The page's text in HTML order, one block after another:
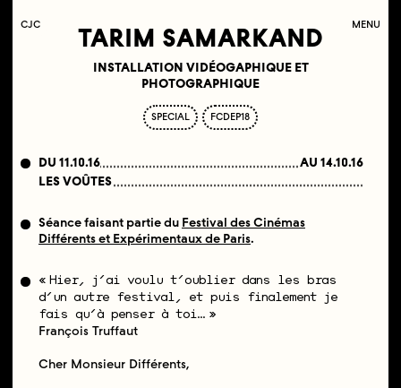
COLLECTIF
JEUNE
C MENU
TARIM SAMARKAND
INSTALLATION VIDÉOGAPHIQUE ET
PHOTOGRAPHIQUE
SPECIAL FCDEP18
DU 11.10.16
AU 14.10.16
LES VOÛTES
Séance faisant partie du Festival des Cinémas
Différents et Expérimentaux de Paris.
Hier, j’ai voulu t’oublier dans les bras
d’un autre festival, et puis finalement je
fais qu’à penser à toi…
François Truffaut
Cher Monsieur Différents,